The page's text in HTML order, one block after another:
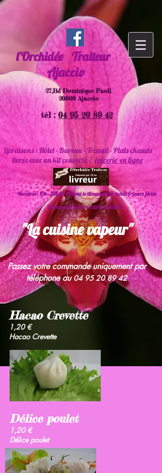
l'Orchidée Traiteur
Ajaccio
27,Bd Dominique Paoli
20000 Ajaccio
tél :04 95 20 89 42
Livraisons : Hôtel - Bureau - Travail - Plats chauds
livrés avec un kit couverts ! épicerie en ligne
Horaires : 10h - 20h30 ( Fermé le dimanche & lundi & jours fériés
Demandez votre carte fidélité
"La cuisine vapeur"
Passez votre commande uniquement par
téléphone au04 95 20 89 42
Hacao Crevette
1,20 €
Hacao Crevette
Délice poulet
1,20 €
Délice poulet